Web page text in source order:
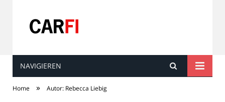
Carfi
NAVIGIEREN
Home » Autor: Rebecca Liebig